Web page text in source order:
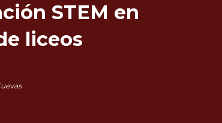
STEM en
liceos